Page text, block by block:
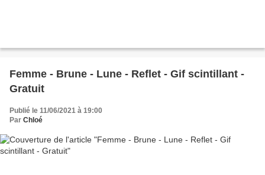
Femme - Brune - Lune - Reflet - Gif scintillant -
Gratuit
Publié le 11/06/2021 à 19:00
Par Chloé